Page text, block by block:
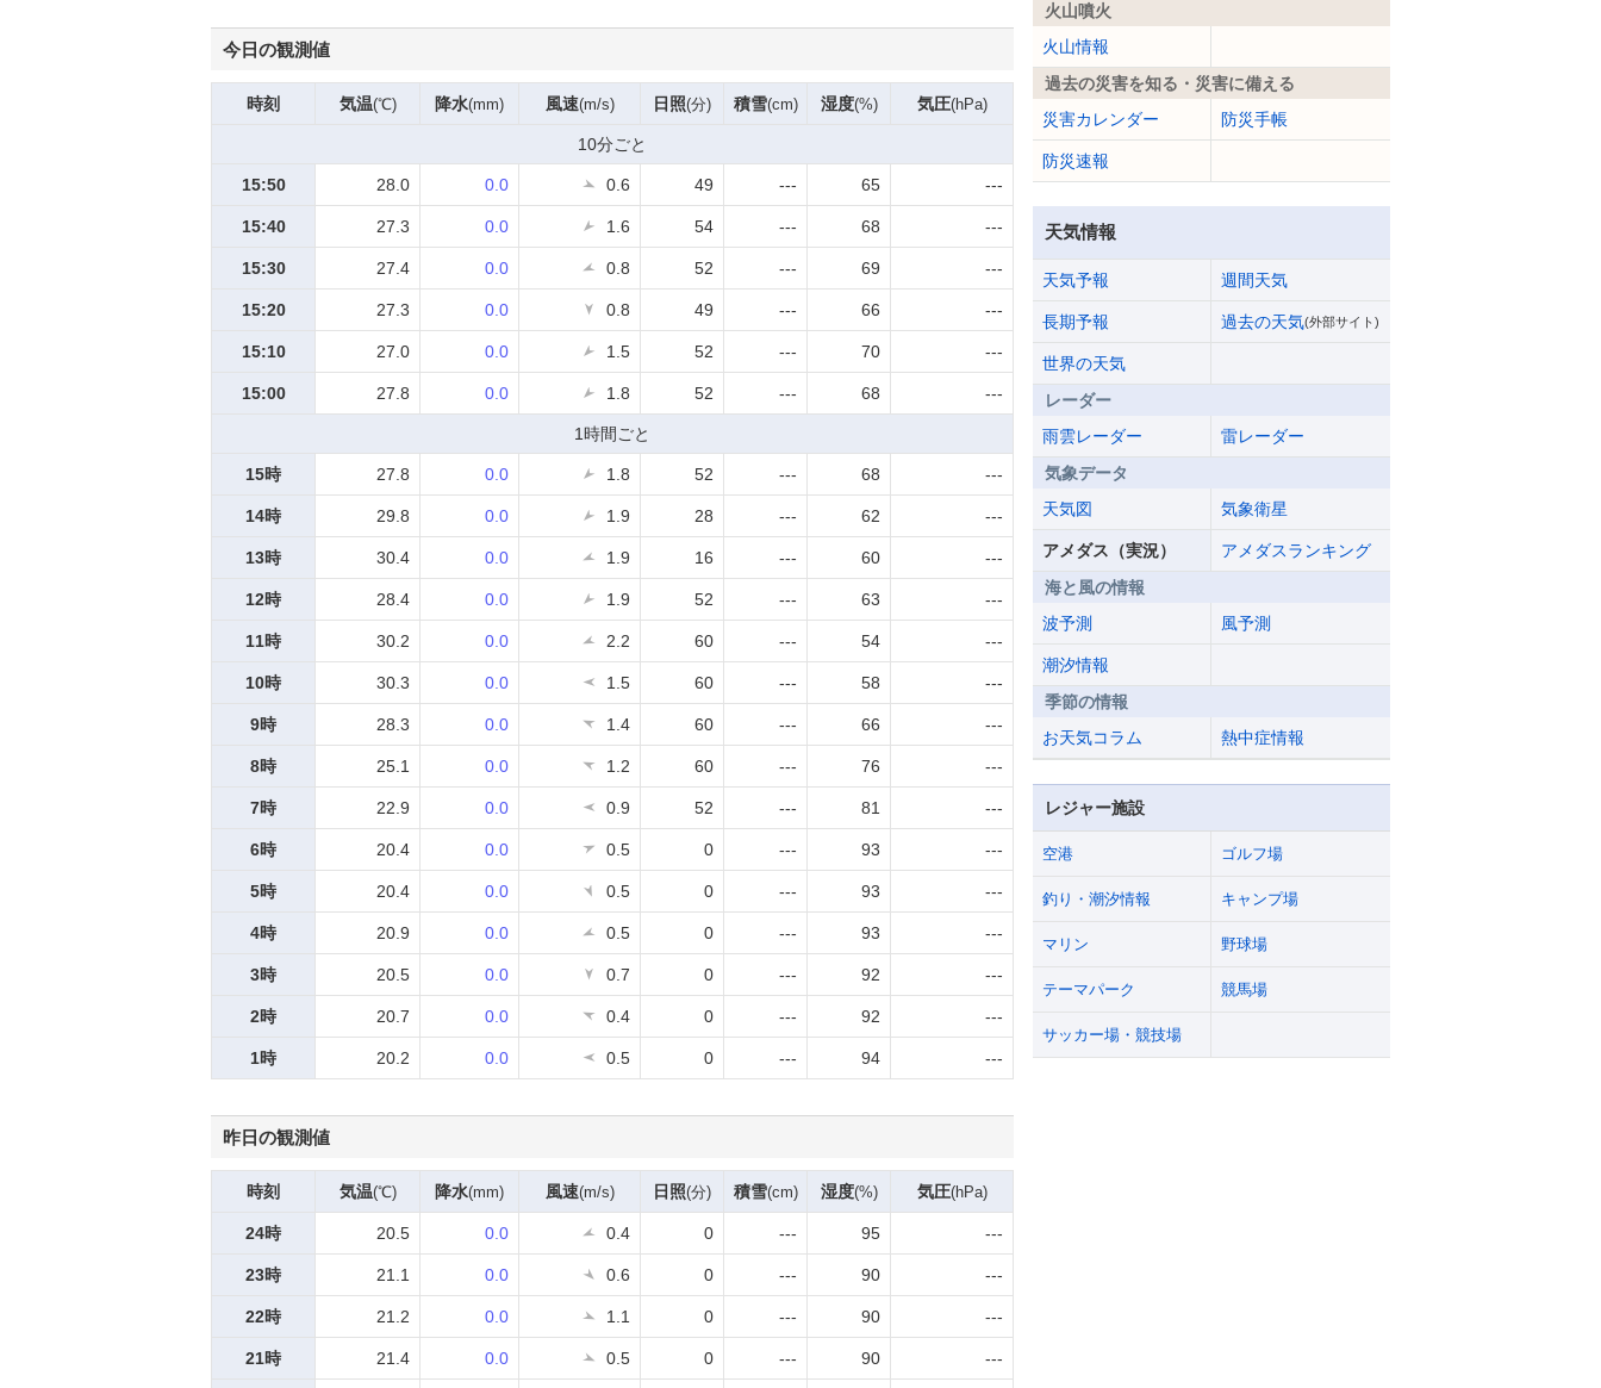
今日の観測値
時刻 気温(℃) 降水(mm) 風速(m/s) 日照(分) 積雪(cm) 湿度(%) 気圧(hPa)
10分ごと
15:50 28.0 0.0 0.6 49 --- 65 ---
15:40 27.3 0.0 1.6 54 --- 68 ---
15:30 27.4 0.0 0.8 52 --- 69 ---
15:20 27.3 0.0 0.8 49 --- 66 ---
15:10 27.0 0.0 1.5 52 --- 70 ---
15:00 27.8 0.0 1.8 52 --- 68 ---
1時間ごと
15時 27.8 0.0 1.8 52 --- 68 ---
14時 29.8 0.0 1.9 28 --- 62 ---
13時 30.4 0.0 1.9 16 --- 60 ---
12時 28.4 0.0 1.9 52 --- 63 ---
11時 30.2 0.0 2.2 60 --- 54 ---
10時 30.3 0.0 1.5 60 --- 58 ---
9時 28.3 0.0 1.4 60 --- 66 ---
8時 25.1 0.0 1.2 60 --- 76 ---
7時 22.9 0.0 0.9 52 --- 81 ---
6時 20.4 0.0 0.5 0 --- 93 ---
5時 20.4 0.0 0.5 0 --- 93 ---
4時 20.9 0.0 0.5 0 --- 93 ---
3時 20.5 0.0 0.7 0 --- 92 ---
2時 20.7 0.0 0.4 0 --- 92 ---
1時 20.2 0.0 0.5 0 --- 94 ---
昨日の観測値
時刻 気温(℃) 降水(mm) 風速(m/s) 日照(分) 積雪(cm) 湿度(%) 気圧(hPa)
24時 20.5 0.0 0.4 0 --- 95 ---
23時 21.1 0.0 0.6 0 --- 90 ---
22時 21.2 0.0 1.1 0 --- 90 ---
21時 21.4 0.0 0.5 0 --- 90 ---
火山噴火
火山情報
過去の災害を知る・災害に備える
災害カレンダー
防災手帳
防災速報
天気情報
天気予報 週間天気
長期予報 過去の天気(外部サイト)
世界の天気
レーダー
雨雲レーダー
雷レーダー
気象データ
天気図
気象衛星
アメダス（実況）
アメダスランキング
海と風の情報
波予測
風予測
潮汐情報
季節の情報
お天気コラム
熱中症情報
レジャー施設
空港 ゴルフ場
釣り・潮汐情報 キャンプ場
マリン 野球場
テーマパーク 競馬場
サッカー場・競技場